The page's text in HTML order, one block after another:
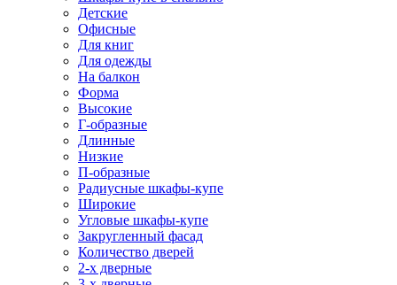
Детские
Офисные
Для книг
Для одежды
На балкон
Форма
Высокие
Г-образные
Длинные
Низкие
П-образные
Радиусные шкафы-купе
Широкие
Угловые шкафы-купе
Закругленный фасад
Количество дверей
2-х дверные